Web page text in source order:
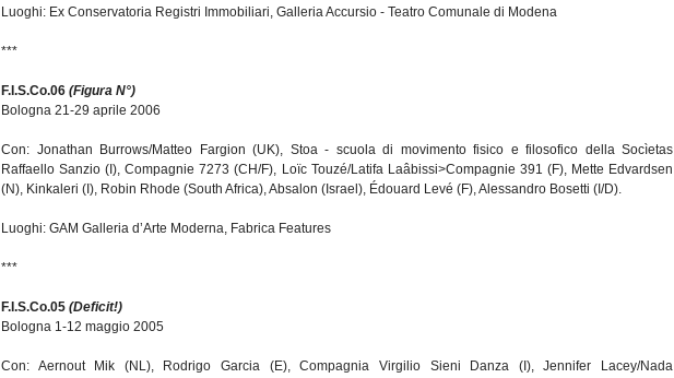
Luoghi: Ex Conservatoria Registri Immobiliari, Galleria Accursio - Teatro Comunale di Modena
***
F.I.S.Co.06 (Figura N°)
Bologna 21-29 aprile 2006
Con: Jonathan Burrows/Matteo Fargion (UK), Stoa - scuola di movimento fisico e filosofico della Socìetas
Raffaello Sanzio (I), Compagnie 7273 (CH/F), Loïc Touzé/Latifa Laâbissi>Compagnie 391 (F), Mette Edvardsen
(N), Kinkaleri (I), Robin Rhode (South Africa), Absalon (Israel), Édouard Levé (F), Alessandro Bosetti (I/D).
Luoghi: GAM Galleria d’Arte Moderna, Fabrica Features
***
F.I.S.Co.05 (Deficit!)
Bologna 1-12 maggio 2005
Con: Aernout Mik (NL), Rodrigo Garcia (E), Compagnia Virgilio Sieni Danza (I), Jennifer Lacey/Nada